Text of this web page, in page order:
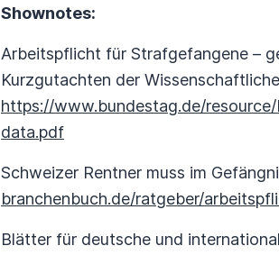
Shownotes:
Arbeitspflicht für Strafgefangene –
Kurzgutachten der
https://www.bundestag.de/
data.pdf
Schweizer Rentner muss im
branchenbuch.de/ratgeber/
Blätter für deutsche und